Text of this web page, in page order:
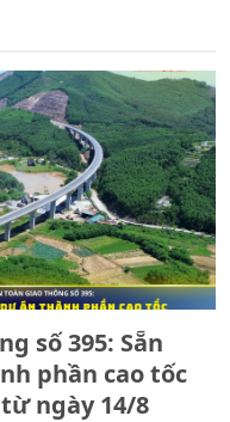
số 395: Sẵn
phần cao tốc
ngày 14/8